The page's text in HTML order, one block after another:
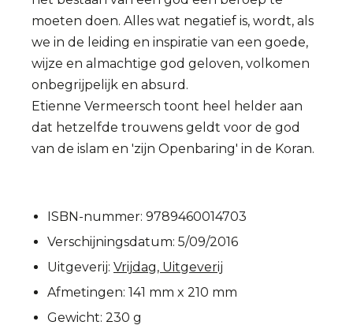
moeten doen. Alles wat negatief is, wordt, als
we in de leiding en inspiratie van een goede,
wijze en almachtige god geloven, volkomen
onbegrijpelijk en absurd.
Etienne Vermeersch toont heel helder aan
dat hetzelfde trouwens geldt voor de god
van de islam en 'zijn Openbaring' in de Koran.
ISBN-nummer: 9789460014703
Verschijningsdatum: 5/09/2016
Uitgeverij: Vrijdag, Uitgeverij
Afmetingen: 141 mm x 210 mm
Gewicht: 230 g